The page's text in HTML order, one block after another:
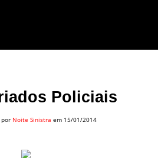
Policiais
por Noite Sinistra em 15/01/2014